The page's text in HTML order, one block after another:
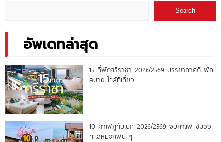
Search
อัพเดทล่าสุด
15 ที่พักศรีราชา 2026/2569 บรรยากาศดี พัก
สบาย ใกล้ที่เที่ยว
10 คาเฟ่ภูทับเบิก 2026/2569 จิบกาแฟ ชมวิว
ทะเลหมอกฟิน ๆ